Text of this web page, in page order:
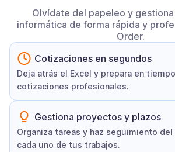
Olvídate del papeleo y
informática de forma rápida y
Order.
Cotizaciones en segundos
Deja atrás el Excel y prepara en
cotizaciones profesionales.
Gestiona proyectos y plazos
Organiza tareas y haz seguimiento
cada uno de tus trabajos.